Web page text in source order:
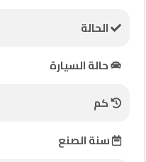
مميزة
إتصل
الحالة
حالة السيارة
كم
سنة الصنع